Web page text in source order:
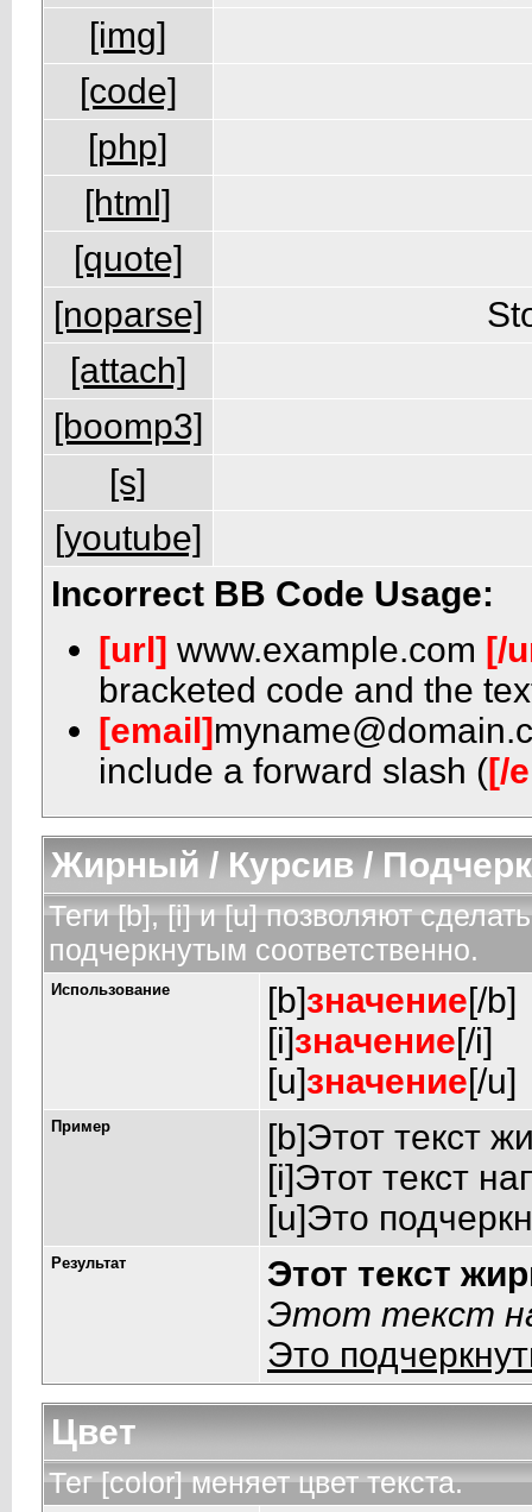
[img]
[code]
[php]
[html]
[quote]
[noparse]
[attach]
[boomp3]
[s]
[youtube]
Incorrect BB Code Usage:
[url] www.example.com [/
bracketed code and the
[email]
include a forward slash ([/
Жирный / Курсив /
Теги [b], [i] и [u] позволяют
подчеркнутым соответственно.
Использование [b]значение[/b]
[i]значение[/i]
[u]значение[/u]
Пример
[b]Этот текст
[i]Этот текст
[u]Это
Результат
Этот текст
Этот текст
Это
Цвет
Тег [color] меняет цвет текста.